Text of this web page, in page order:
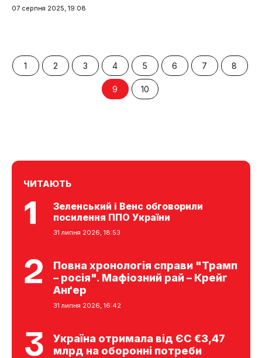
07 серпня 2025, 19:08
1 2 3 4 5 6 7 8
9 10
ЧИТАЮТЬ
Зеленський і Венс обговорили
посилення ППО України
31 липня 2026, 18:53
Повна хронологія справи "Трамп
– росія". Мафіозний рай – Крейг
Анґер
31 липня 2026, 16:42
Україна отримала від ЄС €3,47
млрд на оборонні потреби